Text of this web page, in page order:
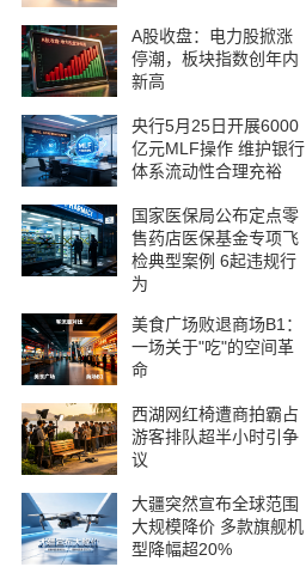
A股收盘：电力股掀涨
停潮，板块指数创年内
新高
央行5月25日开展6000
亿元MLF操作 维护银行
体系流动性合理充裕
国家医保局公布定点零
售药店医保基金专项飞
检典型案例 6起违规行
为
美食广场败退商场B1：
一场关于"吃"的空间革
命
西湖网红椅遭商拍霸占
游客排队超半小时引争
议
大疆突然宣布全球范围
大规模降价 多款旗舰机
型降幅超20%